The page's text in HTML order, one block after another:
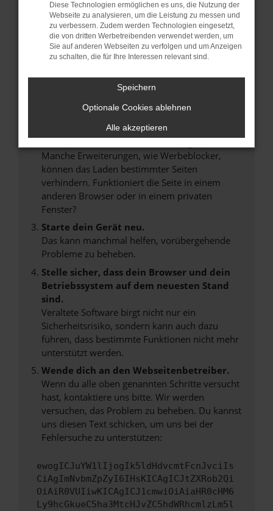
Fehler: Network Error
Beim Laden ist ein Fehler aufgetreten.
Hier sind ein paar Tipps, die dir helfen können:
Überprüfe deine Firewall und deine
Laden andere Webseiten, zum Beispiel deine
Prüfe deine Browsererweiterungen.
Manche Erweiterungen, wie Werbeblocker,
können das Laden bestimmter Seiten
verhindern. Funktioniert die Seite in einem
anderen Browser oder in einem privaten
Fenster?
Starte dein Gerät neu.
Das kann manchmal helfen, vorübergehende
Probleme zu beheben.
Stelle sicher, dass dein Browser und dein
Betriebssystem auf dem neuesten Stand
sind.
Veraltete Software birgt nicht nur ein
Sicherheitsrisiko, sondern kann auch dazu
führen, dass bestimmte Funktionen nicht mehr
unterstützt werden.
Wende dich an den Webseitenbetreiber.
Wenn du alle oben genannten Schritte versucht
hast, kontaktiere uns bitte. Wir werden
versuchen, das Problem zu beheben. Du kannst
uns diesen Text schicken, um uns bei der
Fehlersuche zu unterstützen:
ewogICJuYW1lIjogIk5ldHdvcmtFcnJvciIs
CiAgImNvbmZpZyI6IHsKICAgICJtZXRob2Qi
OiAiR0VUIiwKICAgICJ1cmwiOiAiaHR0cHM6
Ly9hcGkueC5ha3MtcHJvZC5hdWRhcmlzLm5l
Diese Technologien ermöglichen es uns, die Nutzung der
Webseite zu analysieren, um die Leistung zu messen und
zu verbessern. Zudem werden Technologien eingesetzt,
die von dritten Werbetreibenden verwendet werden, um
Sie auf anderen Webseiten zu verfolgen und um Anzeigen
zu schalten, die für Ihre Interessen relevant sind.
Speichern
Optionale Cookies ablehnen
Alle akzeptieren